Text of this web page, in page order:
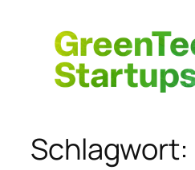
springen
Schlagwort: